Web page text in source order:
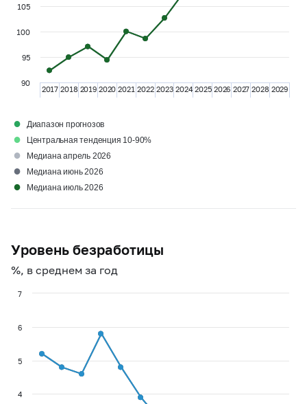
2017 2018 2019 2020 2021 2022 2023 2024 2025 2026 2027 2028 2029
90
95
100
105
● Диапазон прогнозов
● Центральная тенденция 10-90%
● Медиана апрель 2026
● Медиана июнь 2026
● Медиана июль 2026
Уровень безработицы
%, в среднем за год
4
5
6
7